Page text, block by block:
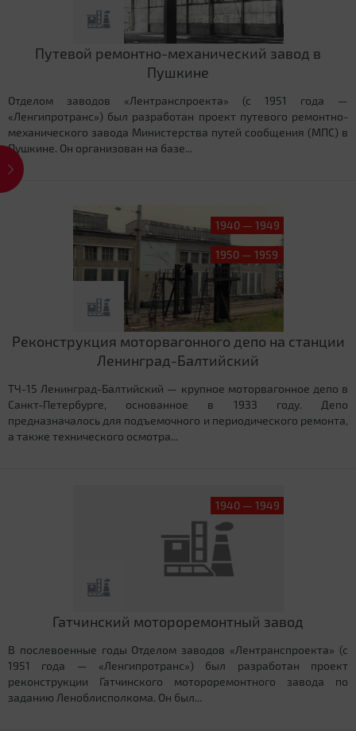
Путевой ремонтно-механический завод в
Пушкине
Отделом заводов «Лентранспроекта» (с 1951 года —
«Ленгипротранс») был разработан проект путевого ремонтно-
механического завода Министерства путей сообщения (МПС) в
Пушкине. Он организован на базе...
1940 — 1949
1950 — 1959
Реконструкция моторвагонного депо на станции
Ленинград-Балтийский
ТЧ-15 Ленинград-Балтийский — крупное моторвагонное депо в
Санкт-Петербурге, основанное в 1933 году. Депо
предназначалось для подъемочного и периодического ремонта,
а также технического осмотра...
1940 — 1949
Гатчинский мотороремонтный завод
В послевоенные годы Отделом заводов «Лентранспроекта» (с
1951 года — «Ленгипротранс») был разработан проект
реконструкции Гатчинского мотороремонтного завода по
заданию Леноблисполкома. Он был...